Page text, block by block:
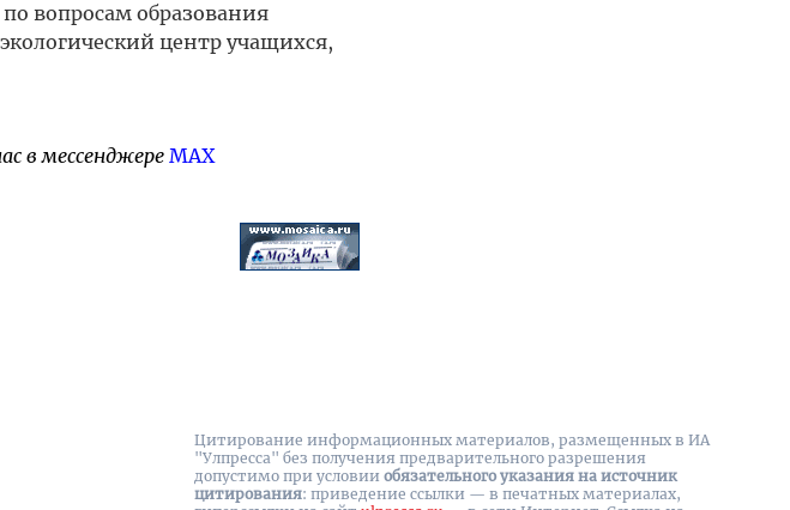
вопросам образования
центр учащихся,
в мессенджере MAX
Цитирование информационных материалов, размещенных в ИА
"Улпресса" без получения предварительного разрешения
допустимо при условии обязательного указания на источник
цитирования: приведение ссылки — в печатных материалах,